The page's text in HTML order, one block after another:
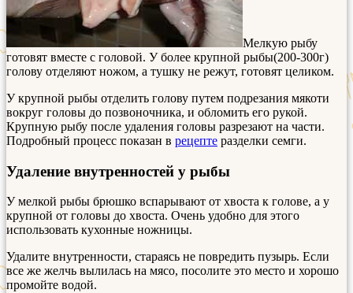
Мелкую рыбу
готовят вместе с головой. У более крупной рыбы(200-300г)
голову отделяют ножом, а тушку не режут, готовят целиком.
У крупной рыбы отделить голову путем подрезания мякоти
вокруг головы до позвоночника, и обломить его рукой.
Крупную рыбу после удаления головы разрезают на части.
Подробный процесс показан в рецепте разделки семги.
Удаление внутренностей у рыбы
У мелкой рыбы брюшко вспарывают от хвоста к голове, а у
крупной от головы до хвоста. Очень удобно для этого
использовать кухонные ножницы.
Удалите внутренности, стараясь не повредить пузырь. Если
все же желчь вылилась на мясо, посолите это место и хорошо
промойте водой.